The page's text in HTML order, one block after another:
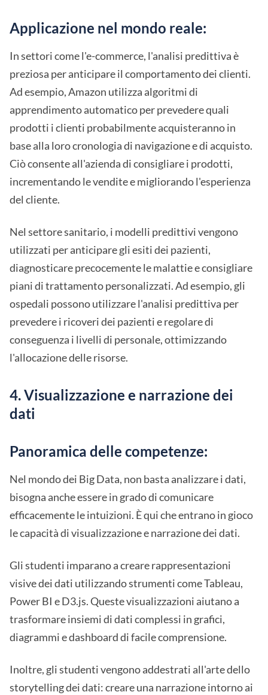
Applicazione nel mondo reale:
In settori come l'e-commerce, l'analisi predittiva è
preziosa per anticipare il comportamento dei clienti.
Ad esempio, Amazon utilizza algoritmi di
apprendimento automatico per prevedere quali
prodotti i clienti probabilmente acquisteranno in
base alla loro cronologia di navigazione e di acquisto.
Ciò consente all'azienda di consigliare i prodotti,
incrementando le vendite e migliorando l'esperienza
del cliente.
Nel settore sanitario, i modelli predittivi vengono
utilizzati per anticipare gli esiti dei pazienti,
diagnosticare precocemente le malattie e consigliare
piani di trattamento personalizzati. Ad esempio, gli
ospedali possono utilizzare l'analisi predittiva per
prevedere i ricoveri dei pazienti e regolare di
conseguenza i livelli di personale, ottimizzando
l'allocazione delle risorse.
4. Visualizzazione e narrazione dei
dati
Panoramica delle competenze:
Nel mondo dei Big Data, non basta analizzare i dati,
bisogna anche essere in grado di comunicare
efficacemente le intuizioni. È qui che entrano in gioco
le capacità di visualizzazione e narrazione dei dati.
Gli studenti imparano a creare rappresentazioni
visive dei dati utilizzando strumenti come Tableau,
Power BI e D3.js. Queste visualizzazioni aiutano a
trasformare insiemi di dati complessi in grafici,
diagrammi e dashboard di facile comprensione.
Inoltre, gli studenti vengono addestrati all'arte dello
storytelling dei dati: creare una narrazione intorno ai